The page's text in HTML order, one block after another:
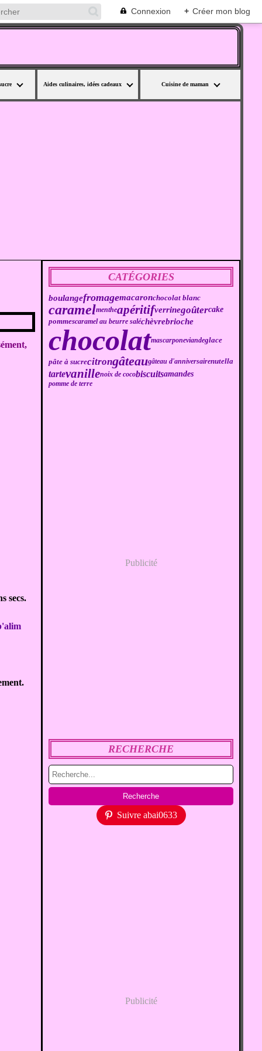
Connexion + Créer mon blog
Aides culinaires, idées cadeaux Cuisine de maman
secs.
CATÉGORIES
boulangefromagemacaronchocolat blanc
caramelmentheapéritifverrinegoûtercake
pommescaramel au beurre saléchèvrebrioche
chocolatmascarponeviandeglace
pâte à sucrecitrongâteaugâteau d'anniversairenutella
tartevanillenoix de cocobiscuitsamandes
pomme de terre
Publicité
RECHERCHE
Suivre abai0633
Publicité